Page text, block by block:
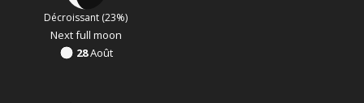
Décroissant (23%)
Next full moon
28Août